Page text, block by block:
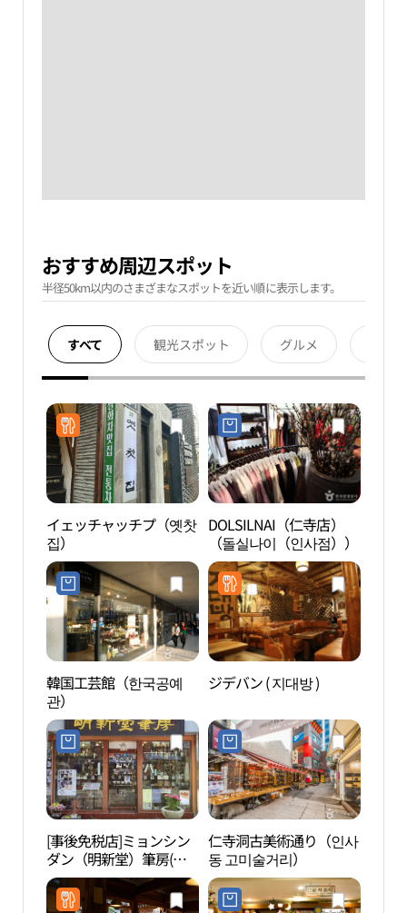
おすすめ周辺スポット
半径50km以内のさまざまなスポットを近い順に表示します。
すべて 観光スポット グルメ
イェッチャッチプ（옛찻
집）
DOLSILNAI（仁寺店）
（돌실나이（인사점））
韓国工芸館（한국공예
관）
ジデバン ( 지대방 )
[事後免税店]ミョンシン
ダン（明新堂）筆房(명
신당필방)
仁寺洞古美術通り（인사
동 고미술거리）